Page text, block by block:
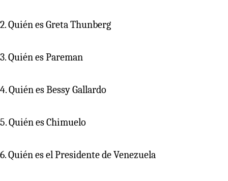
2. Quién es Greta Thunberg
3. Quién es Pareman
4. Quién es Bessy Gallardo
5. Quién es Chimuelo
6. Quién es el Presidente de Venezuela